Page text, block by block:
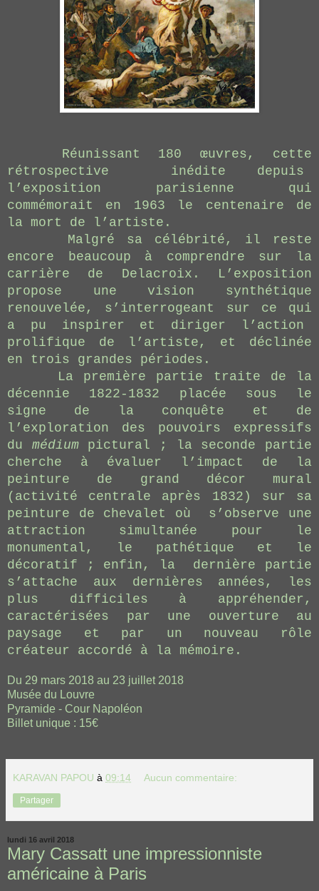
Réunissant 180 œuvres, cette
rétrospective inédite depuis
l’exposition parisienne qui
commémorait en 1963 le centenaire de
la mort de l’artiste.
Malgré sa célébrité, il reste
encore beaucoup à comprendre sur la
carrière de Delacroix. L’exposition
propose une vision synthétique
renouvelée, s’interrogeant sur ce qui
a pu inspirer et diriger l’action
prolifique de l’artiste, et déclinée
en trois grandes périodes.
La première partie traite de la
décennie 1822-1832 placée sous le
signe de la conquête et de
l’exploration des pouvoirs expressifs
du médiumpictural ; la seconde partie
cherche à évaluer l’impact de la
peinture de grand décor mural
(activité centrale après 1832) sur sa
peinture de chevalet où s’observe une
attraction simultanée pour le
monumental, le pathétique et le
décoratif ; enfin, la dernière partie
s’attache aux dernières années, les
plus difficiles à appréhender,
caractérisées par une ouverture au
paysage et par un nouveau rôle
créateur accordé à la mémoire.
Du 29 mars 2018 au 23 juillet 2018
Musée du Louvre
Pyramide - Cour Napoléon
Billet unique : 15€
KARAVAN PAPOU à 09:14 Aucun commentaire:
Partager
lundi 16 avril 2018
Mary Cassatt une impressionniste
américaine à Paris